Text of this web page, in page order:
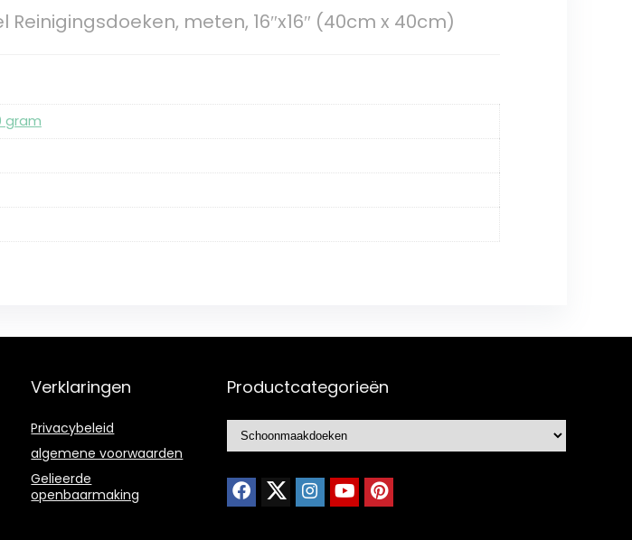
meten, 16″x16″ (40cm x 40cm)
gram
Verklaringen
Privacybeleid
algemene voorwaarden
Gelieerde
openbaarmaking
Productcategorieën